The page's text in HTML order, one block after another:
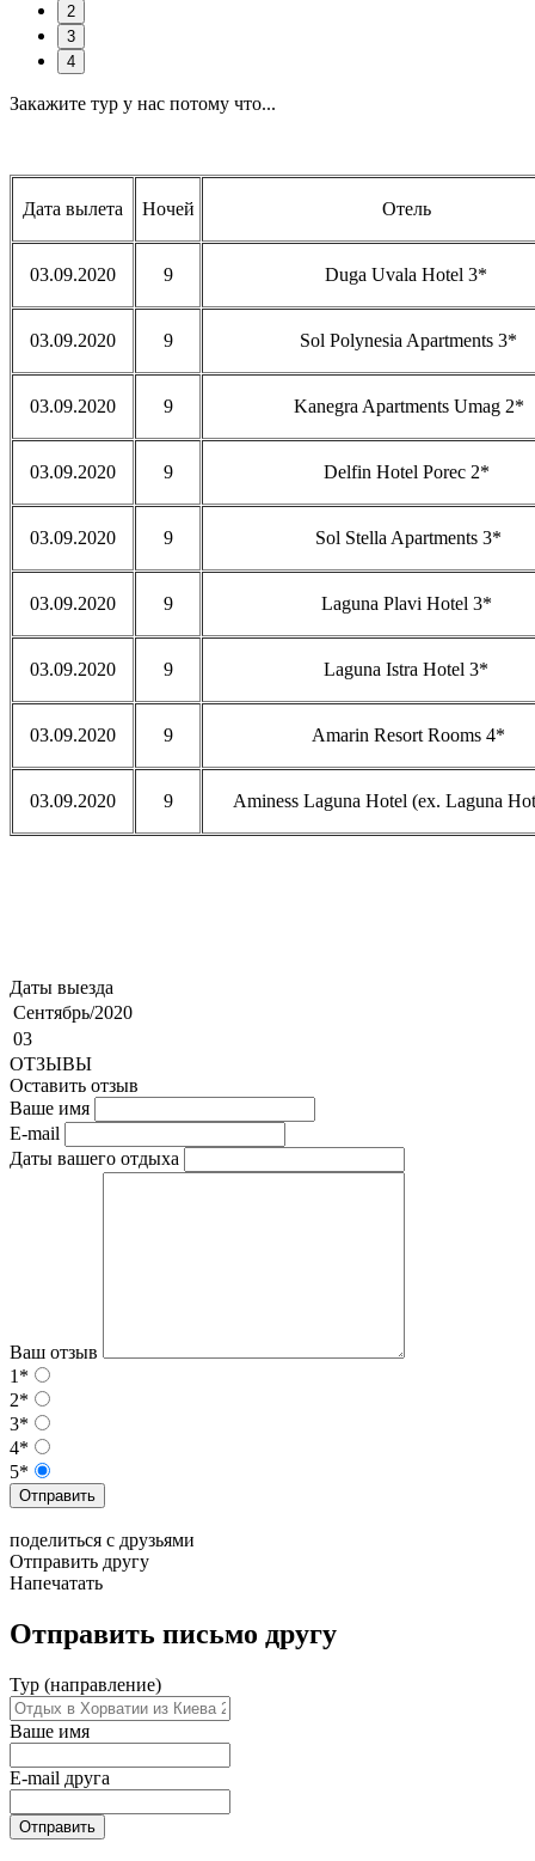
2
3
4
Закажите тур у нас потому что...
Дата вылета Ночей Отель
03.09.2020 9 Duga Uvala Hotel 3*
03.09.2020 9 Sol Polynesia Apartments 3*
03.09.2020 9 Kanegra Apartments Umag 2*
03.09.2020 9 Delfin Hotel Porec 2*
03.09.2020 9 Sol Stella Apartments 3*
03.09.2020 9 Laguna Plavi Hotel 3*
03.09.2020 9 Laguna Istra Hotel 3*
03.09.2020 9 Amarin Resort Rooms 4*
03.09.2020 9 Aminess Laguna Hotel (ex. Laguna
Даты выезда
Сентябрь/2020
03
ОТЗЫВЫ
Оставить отзыв
Ваше имя
E-mail
Даты вашего отдыха
Ваш отзыв
1*
2*
3*
4*
5*
Отправить
поделиться с друзьями
Отправить другу
Напечатать
Отправить письмо другу
Тур (направление)
Ваше имя
E-mail друга
Отправить